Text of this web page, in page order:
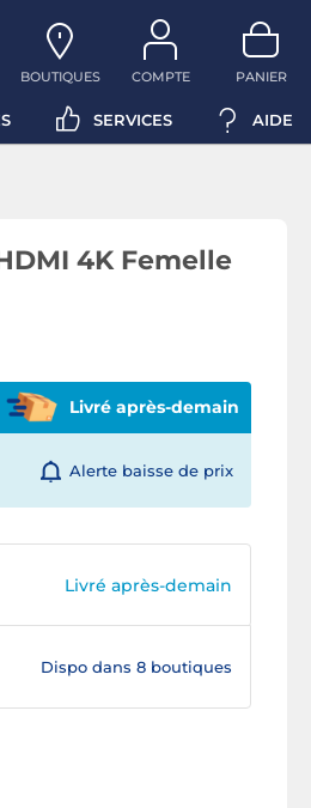
BOUTIQUES COMPTE PANIER
SERVICES AIDE
4K Femelle
Livré après-demain
Alerte baisse de prix
Livré après-demain
Dispo dans 8 boutiques